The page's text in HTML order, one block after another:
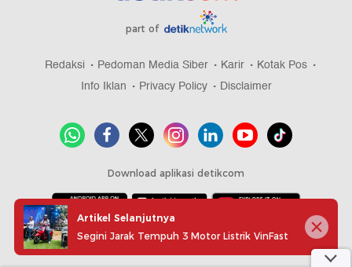
part of
Redaksi Pedoman Media Siber Karir
Kotak Pos
Info Iklan
Privacy Policy Disclaimer
Download aplikasi detikcom
Copyright @ 2026 detikcom, All right reserved
Artikel Selanjutnya
Segini Jarak Tempuh 3 Motor Listrik VinFast